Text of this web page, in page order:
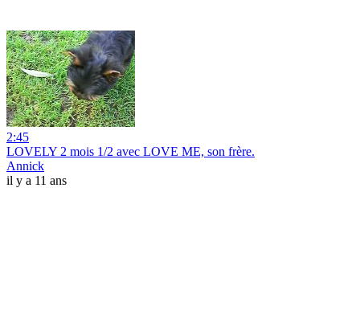
2:45
LOVELY 2 mois 1/2 avec LOVE ME, son frère.
Annick
il y a 11 ans